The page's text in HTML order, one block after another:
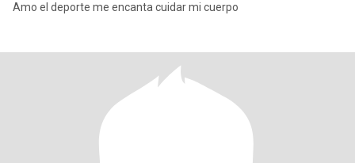
Amo el deporte me encanta cuidar mi cuerpo